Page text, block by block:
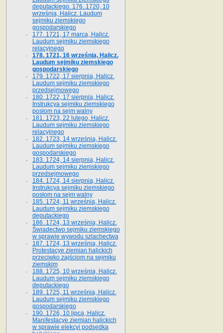
deputackiego. 176. 1720, 10
września, Halicz. Laudum
sejmiku ziemskiego
gospodarskiego
177. 1721, 17 marca, Halicz.
Laudum sejmiku ziemskiego
relacyjnego
178. 1721, 16 września, Halicz.
Laudum sejmiku ziemskiego
gospodarskiego
179. 1722, 17 sierpnia, Halicz.
Laudum sejmiku ziemskiego
przedsejmowego
180. 1722, 17 sierpnia, Halicz.
Instrukcya sejmiku ziemskiego
posłom na sejm walny
181. 1723, 22 lutego, Halicz.
Laudum sejmiku ziemskiego
relacyjnego
182. 1723, 14 września, Halicz.
Laudum sejmiku ziemskiego
gospodarskiego
183. 1724, 14 sierpnia, Halicz.
Laudum sejmiku ziemskiego
przedsejmowego
184. 1724, 14 sierpnia, Halicz.
Instrukcya sejmiku ziemskiego
posłom na sejm walny
185. 1724, 11 września, Halicz.
Laudum sejmiku ziemskiego
deputackiego
186. 1724, 13 września, Halicz.
Świadectwo sejmiku ziemskiego
w sprawie wywodu szlachectwa
187. 1724, 13 września, Halicz.
Protestacye ziemian halickich
przeciwko zajściom na sejmiku
ziemskim
188. 1725, 10 września, Halicz.
Laudum sejmiku ziemskiego
deputackiego
189. 1725, 11 września, Halicz.
Laudum sejmiku ziemskiego
gospodarskiego
190. 1726, 10 lipca, Halicz.
Manifestacye ziemian halickich
w sprawie elekcyi podsędka